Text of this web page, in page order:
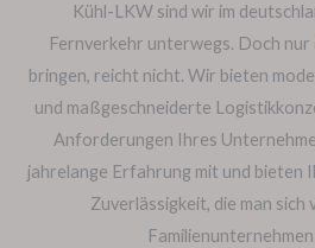
Kühl-LKW sind wir im
Fernverkehr unterwegs. Doch nur
bringen, reicht nicht. Wir bieten
und maßgeschneiderte
Anforderungen Ihres
jahrelange Erfahrung mit und bieten
Zuverlässigkeit, die man sich